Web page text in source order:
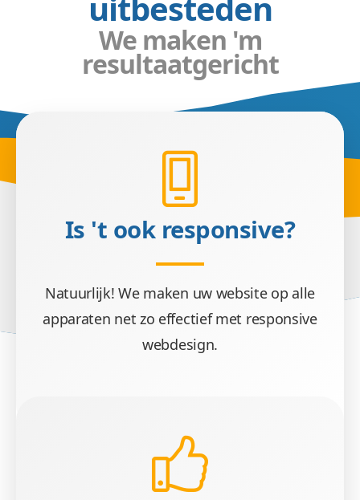
We maken 'm
resultaatgericht
Is 't ook responsive?
Natuurlijk! We maken uw website op alle
apparaten net zo effectief met responsive
webdesign.